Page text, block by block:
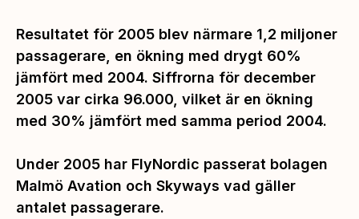
Resultatet för 2005 blev närmare 1,2 miljoner
passagerare, en ökning med drygt 60%
jämfört med 2004. Siffrorna för december
2005 var cirka 96.000, vilket är en ökning
med 30% jämfört med samma period 2004.
Under 2005 har FlyNordic passerat bolagen
Malmö Avation och Skyways vad gäller
antalet passagerare.